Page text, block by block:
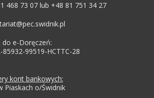
468 73 07 lub +48 81 751 34 27
do e-Doręczeń:
85932-99519-HCTTC-28
kont bankowych:
Piaskach o/Świdnik